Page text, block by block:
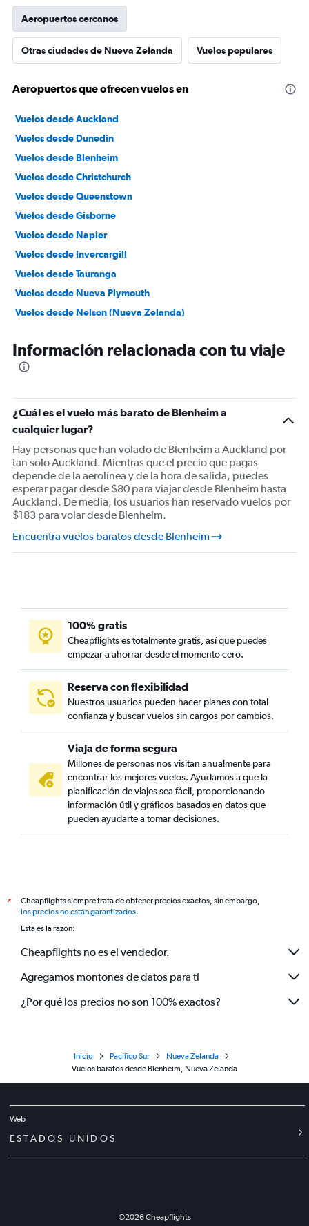
Aeropuertos cercanos
Otras ciudades de Nueva Zelanda Vuelos populares
Aeropuertos que ofrecen vuelos en
Vuelos desde Auckland
Vuelos desde Dunedin
Vuelos desde Blenheim
Vuelos desde Christchurch
Vuelos desde Queenstown
Vuelos desde Gisborne
Vuelos desde Napier
Vuelos desde Invercargill
Vuelos desde Tauranga
Vuelos desde Nueva Plymouth
Vuelos desde Nelson (Nueva Zelanda)
Vuelos desde Rotorua
Vuelos desde Whanganui
Vuelos desde Wellington
Vuelos desde Whangarei
Información relacionada con tu viaje
¿Cuál es el vuelo más barato de Blenheim a
cualquier lugar?
Hay personas que han volado de Blenheim a Auckland por
tan solo Auckland. Mientras que el precio que pagas
depende de la aerolínea y de la hora de salida, puedes
esperar pagar desde $80 para viajar desde Blenheim hasta
Auckland. De media, los usuarios han reservado vuelos por
$183 para volar desde Blenheim.
Encuentra vuelos baratos desde Blenheim
100% gratis
Cheapflights es totalmente gratis, así que puedes
empezar a ahorrar desde el momento cero.
Reserva con flexibilidad
Nuestros usuarios pueden hacer planes con total
confianza y buscar vuelos sin cargos por cambios.
Viaja de forma segura
Millones de personas nos visitan anualmente para
encontrar los mejores vuelos. Ayudamos a que la
planificación de viajes sea fácil, proporcionando
información útil y gráficos basados en datos que
pueden ayudarte a tomar decisiones.
*
Cheapflights siempre trata de obtener precios exactos, sin embargo,
los precios no están garantizados.
Esta es la razón:
Cheapflights no es el vendedor.
Agregamos montones de datos para ti
¿Por qué los precios no son 100% exactos?
Inicio Pacífico Sur
Nueva Zelanda
Vuelos baratos desde Blenheim, Nueva Zelanda
Web
ESTADOS UNIDOS
©2026Cheapflights